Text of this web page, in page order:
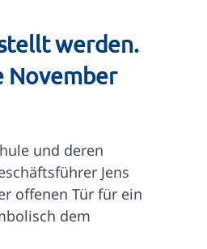
werden.
November
und deren
Jens
offenen Tür für ein
dem